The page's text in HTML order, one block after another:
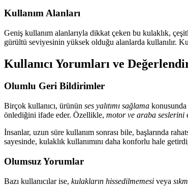
Kullanım Alanları
Geniş kullanım alanlarıyla dikkat çeken bu kulaklık,
gürültü seviyesinin yüksek olduğu alanlarda kullanılır.
Kullanıcı Yorumları ve
Olumlu Geri Bildirimler
Birçok kullanıcı, ürünün ses yalıtımı sağlama konusunda
önlediğini ifade eder. Özellikle, motor ve araba seslerini
İnsanlar, uzun süre kullanım sonrası bile, başlarında
sayesinde, kulaklık kullanımını daha konforlu hale
Olumsuz Yorumlar
Bazı kullanıcılar ise, kulakların hissedilmemesi veya